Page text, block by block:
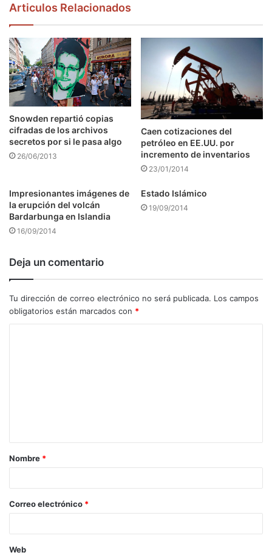
Articulos Relacionados
Snowden repartió copias
cifradas de los archivos
secretos por si le pasa algo
26/06/2013
Caen cotizaciones del
petróleo en EE.UU. por
incremento de inventarios
23/01/2014
Impresionantes imágenes de
la erupción del volcán
Bardarbunga en Islandia
16/09/2014
Estado Islámico
19/09/2014
Deja un comentario
Tu dirección de correo electrónico no será publicada. Los campos
obligatorios están marcados con *
a
r
*
Nombre *
Correo electrónico *
Web